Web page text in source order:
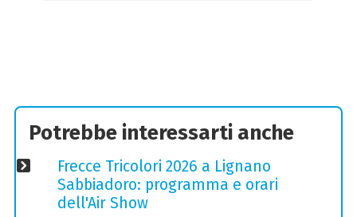
Potrebbe interessarti anche
Frecce Tricolori 2026 a Lignano
Sabbiadoro: programma e orari
dell'Air Show